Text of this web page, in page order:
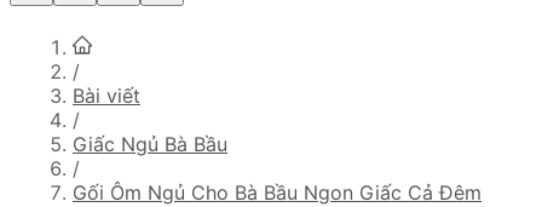
/
Bài viết
/
Giấc Ngủ Bà Bầu
/
Gối Ôm Ngủ Cho Bà Bầu Ngon Giấc Cả Đêm